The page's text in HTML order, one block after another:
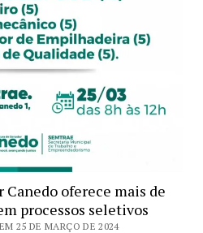
oferece mais de
processos seletivos
25 DE MARÇO DE 2024